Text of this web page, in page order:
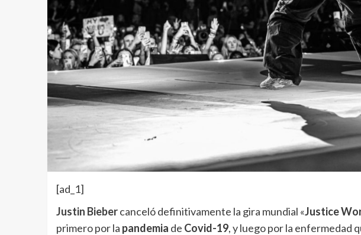
[ad_1]
Justin Biebercanceló definitivamente la gira mundial «Justice
primero por la pandemia de Covid-19, y luego por la enfermedad